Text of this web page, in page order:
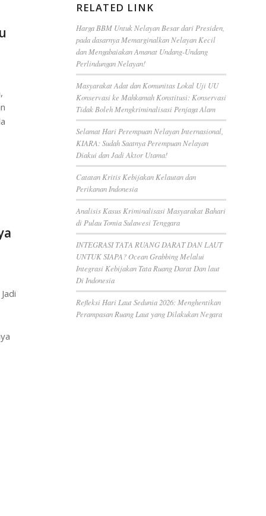
RELATED LINK
Harga BBM Untuk Nelayan Besar dari Presiden,
pada dasarnya Memarginalkan Nelayan Kecil
dan Mengabaiakan Amanat Undang-Undang
Perlindungan Nelayan!
Masyarakat Adat dan Komunitas Lokal Uji UU
Konservasi ke Mahkamah Konstitusi: Konservasi
Tidak Boleh Mengkriminalisasi Penjaga Alam
Selamat Hari Perempuan Nelayan Internasional,
KIARA: Sudah Saatnya Perempuan Nelayan
Diakui dan Jadi Aktor Utama!
Catatan Kritis Kebijakan Kelautan dan
Perikanan Indonesia
Analisis Kasus Kriminalisasi Masyarakat Bahari
di Pulau Tomia Sulawesi Tenggara
INTEGRASI TATA RUANG DARAT DAN LAUT
UNTUK SIAPA? Ocean Grabbing Melalui
Integrasi Kebijakan Tata Ruang Darat Dan laut
Di Indonesia
Refleksi Hari Laut Sedunia 2026: Menghentikan
Perampasan Ruang Laut yang Dilakukan Negara